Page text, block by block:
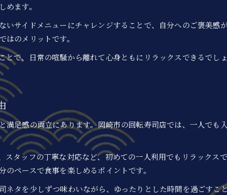
ます。
サイドメニューにチャレンジすることで、自分へのご褒美感
のメリットです。
で、日常の喧騒から離れて心身ともにリラックスできるでし
足感の両立にあります。岡崎市の回転寿司店では、一人でも
タッフの丁寧な対応など、初めての一人利用でもリラックス
ペースで食事を楽しめるポイントです。
ネタを少しずつ味わいながら、ゆったりとした時間を過ごすこ